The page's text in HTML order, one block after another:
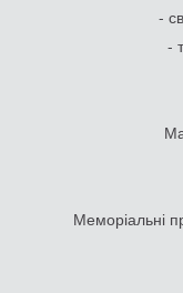
-
-
Меморіальні